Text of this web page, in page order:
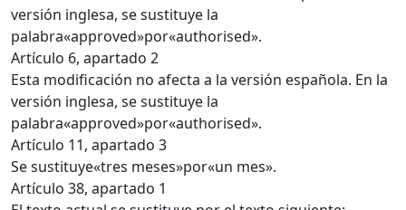
versión inglesa, se sustituye la
palabra«approved»por«authorised».
Artículo 6, apartado 2
Esta modificación no afecta a la versión española. En la
versión inglesa, se sustituye la
palabra«approved»por«authorised».
Artículo 11, apartado 3
Se sustituye«tres meses»por«un mes».
Artículo 38, apartado 1